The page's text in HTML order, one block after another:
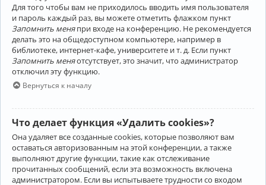
Для того чтобы вам не приходилось вводить имя пользователя
и пароль каждый раз, вы можете отметить флажком пункт
Запомнить меняпри входе на конференцию. Не рекомендуется
делать это на общедоступном компьютере, например в
библиотеке, интернет-кафе, университете и т. д. Если пункт
Запомнить меняотсутствует, это значит, что администратор
отключил эту функцию.
Вернуться к началу
Что делает функция «Удалить cookies»?
Она удаляет все созданные cookies, которые позволяют вам
оставаться авторизованным на этой конференции, а также
выполняют другие функции, такие как отслеживание
прочитанных сообщений, если эта возможность включена
администратором. Если вы испытываете трудности со входом